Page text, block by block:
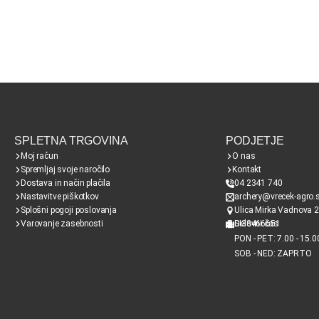
SPLETNA TRGOVINA
Moj račun
Spremljaj svoje naročilo
Dostava in način plačila
Nastavitve piškotkov
Splošni pogoji poslovanja
Varovanje zasebnosti
PODJETJE
O nas
Kontakt
04 2341 740
archery@vrecek-
Ulica Mirka Vadnova
SI38466651
Delovni čas
PON - PET: 7.00 -
SOB - NED: ZAPRTO